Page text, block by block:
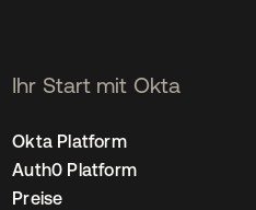
Ihr Start mit Okta
Okta Platform
Auth0 Platform
Preise